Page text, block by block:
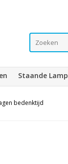
Staande Lamp
bedenktijd